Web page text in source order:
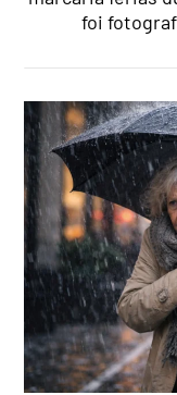
foi